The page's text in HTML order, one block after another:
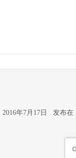
2016年7月17日 发布在